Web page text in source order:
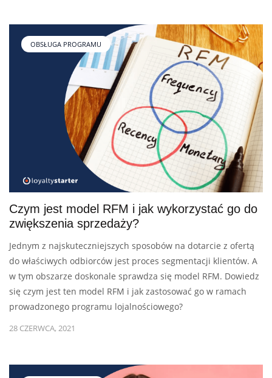
OBSŁUGA PROGRAMU
Czym jest model RFM i jak wykorzystać go do
zwiększenia sprzedaży?
Jednym z najskuteczniejszych sposobów na dotarcie z ofertą
do właściwych odbiorców jest proces segmentacji klientów. A
w tym obszarze doskonale sprawdza się model RFM. Dowiedz
się czym jest ten model RFM i jak zastosować go w ramach
prowadzonego programu lojalnościowego?
28 CZERWCA, 2021